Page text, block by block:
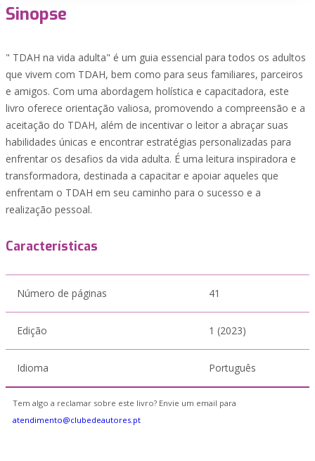
Sinopse
" TDAH na vida adulta" é um guia essencial para todos os adultos
que vivem com TDAH, bem como para seus familiares, parceiros
e amigos. Com uma abordagem holística e capacitadora, este
livro oferece orientação valiosa, promovendo a compreensão e a
aceitação do TDAH, além de incentivar o leitor a abraçar suas
habilidades únicas e encontrar estratégias personalizadas para
enfrentar os desafios da vida adulta. É uma leitura inspiradora e
transformadora, destinada a capacitar e apoiar aqueles que
enfrentam o TDAH em seu caminho para o sucesso e a
realização pessoal.
Características
Número de páginas 41
Edição 1 (2023)
Idioma Português
Tem algo a reclamar sobre este livro? Envie um email para
atendimento@clubedeautores.pt